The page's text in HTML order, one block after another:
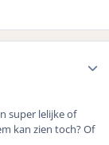
super lelijke of
kan zien toch? Of